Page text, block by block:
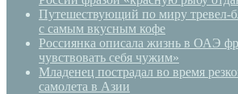
Путешествующий по миру тревел-
с самым вкусным кофе
Россиянка описала жизнь в ОАЭ
чувствовать себя чужим»
Младенец пострадал во время
самолета в Азии